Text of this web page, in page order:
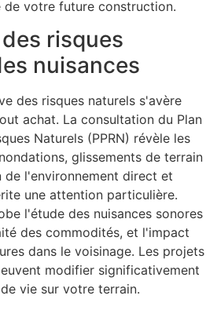
de votre future construction.
risques
nuisances
des risques naturels s'avère
achat. La consultation du Plan
Naturels (PPRN) révèle les
glissements de terrain
de l'environnement direct et
une attention particulière.
l'étude des nuisances sonores
des commodités, et l'impact
dans le voisinage. Les projets
modifier significativement
vie sur votre terrain.